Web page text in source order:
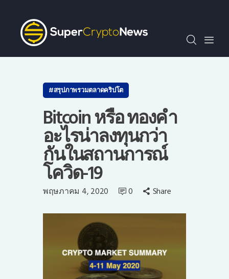
SCN30index
ข่าว
ถาม-ตอบ
ความรู้เบื้องต้น
ข่าวประชาสัมพันธ์
ไทย
สรุปภาพรวมตลาดคริปโต
Bitcoin หรือ ทองคำ
อะไรน่าลงทุนกว่า
กันในสถานการณ์
โควิด-19
พฤษภาคม 4, 2020 0 Share